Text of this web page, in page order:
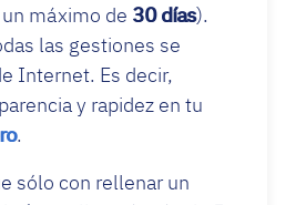
máximo de 30 días).
las gestiones se
Internet. Es decir,
y rapidez en tu
.
sólo con rellenar un